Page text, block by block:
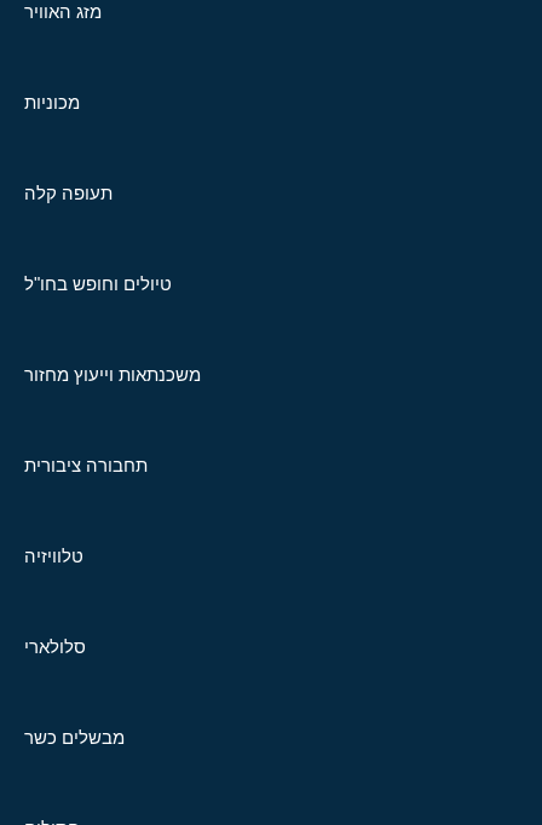
מזג האוויר
מכוניות
תעופה קלה
טיולים וחופש בחו"ל
משכנתאות וייעוץ מחזור
תחבורה ציבורית
טלוויזיה
סלולארי
מבשלים כשר